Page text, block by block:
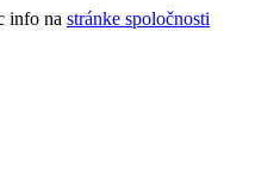
info na stránke spoločnosti